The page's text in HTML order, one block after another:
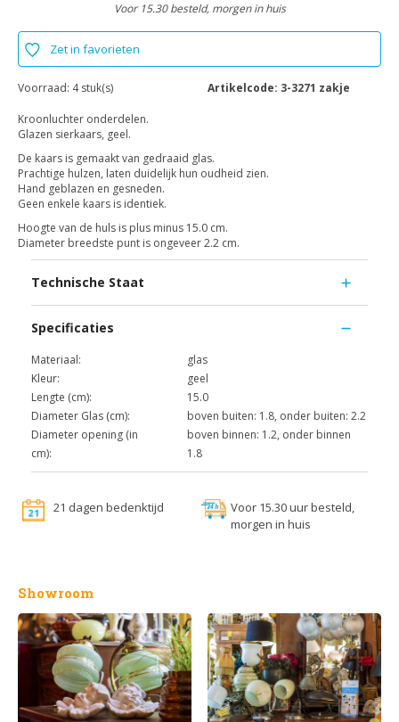
Voor 15.30 besteld, morgen in huis
Zet in favorieten
Voorraad: 4 stuk(s) Artikelcode: 3-3271 zakje
Kroonluchter onderdelen.
Glazen sierkaars, geel.
De kaars is gemaakt van gedraaid glas.
Prachtige hulzen, laten duidelijk hun oudheid zien.
Hand geblazen en gesneden.
Geen enkele kaars is identiek.
Hoogte van de huls is plus minus 15.0 cm.
Diameter breedste punt is ongeveer 2.2 cm.
Technische Staat
Specificaties
Materiaal:
glas
Kleur:
geel
Lengte (cm):
15.0
Diameter Glas (cm):
boven buiten: 1.8, onder buiten: 2.2
Diameter opening (in
cm):
boven binnen: 1.2, onder binnen
1.8
21 dagen bedenktijd
Voor 15.30 uur besteld,
morgen in huis
Showroom